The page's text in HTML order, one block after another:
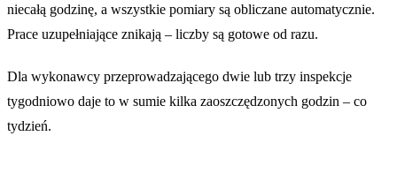
niecałą godzinę, a wszystkie pomiary są obliczane automatycznie.
Prace uzupełniające znikają – liczby są gotowe od razu.
Dla wykonawcy przeprowadzającego dwie lub trzy inspekcje
tygodniowo daje to w sumie kilka zaoszczędzonych godzin – co
tydzień.